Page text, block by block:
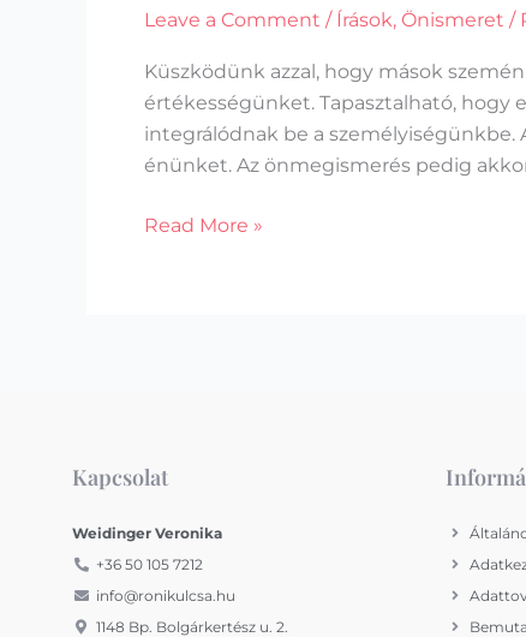
Leave a Comment / Írások, Önismeret /
Küszködünk azzal, hogy mások
értékességünket. Tapasztalható, hogy
integrálódnak be a személyiségünkbe.
énünket. Az önmegismerés pedig
Read More »
Kapcsolat
Weidinger Veronika
+36 50 105 7212
info@ronikulcsa.hu
1148 Bp. Bolgárkertész u. 2.